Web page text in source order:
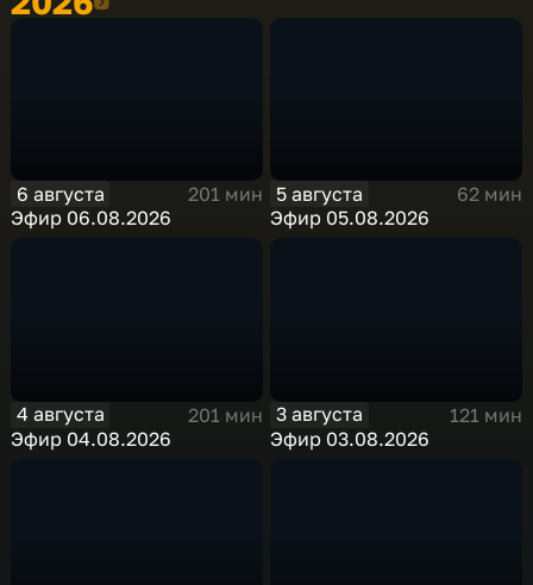
6 августа
201 мин
Эфир 06.08.2026
5 августа
62 мин
Эфир 05.08.2026
4 августа
201 мин
Эфир 04.08.2026
3 августа
121 мин
Эфир 03.08.2026